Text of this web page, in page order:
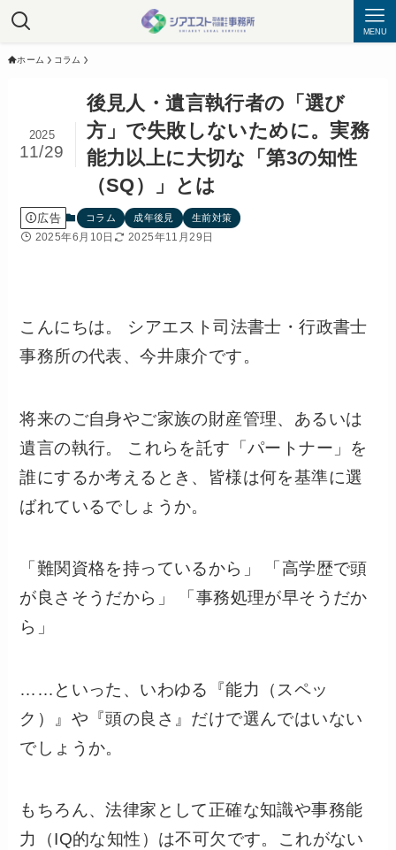
MENU
ホーム コラム
後見人・遺言執行者の「選び
方」で失敗しないために。実務
能力以上に大切な「第3の知性
（SQ）」とは
2025
11/29
広告 コラム 成年後見 生前対策
2025年6月10日 2025年11月29日
こんにちは。 シアエスト司法書士・行政書士
事務所の代表、今井康介です。
将来のご自身やご家族の財産管理、あるいは
遺言の執行。 これらを託す「パートナー」を
誰にするか考えるとき、皆様は何を基準に選
ばれているでしょうか。
「難関資格を持っているから」 「高学歴で頭
が良さそうだから」 「事務処理が早そうだか
ら」
……といった、いわゆる『能力（スペッ
ク）』や『頭の良さ』だけで選んではいない
でしょうか。
もちろん、法律家として正確な知識や事務能
力（IQ的な知性）は不可欠です。これがない